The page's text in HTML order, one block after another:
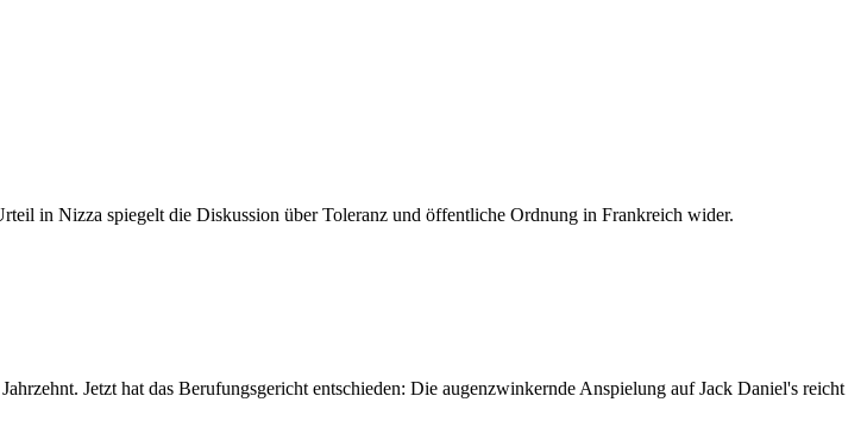
in Nizza spiegelt die Diskussion über Toleranz und öffentliche Ordnung in Frankreich wider.
Jetzt hat das Berufungsgericht entschieden: Die augenzwinkernde Anspielung auf Jack Daniel's reicht